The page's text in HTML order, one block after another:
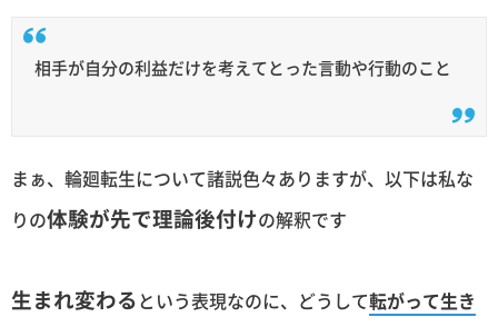
相手が自分の利益だけを考えてとった言動や行動のこと
まぁ、輪廻転生について諸説色々ありますが、以下は私な
りの体験が先で理論後付けの解釈です
生まれ変わるという表現なのに、どうして転がって生き